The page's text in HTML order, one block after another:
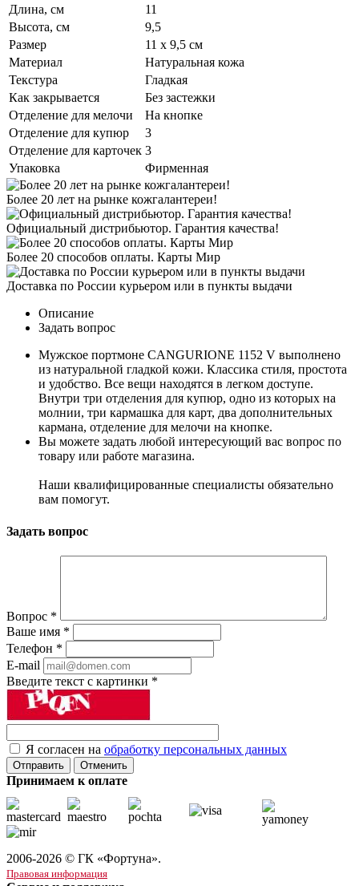
Длина, см
11
Высота, см
9,5
Размер
11 х 9,5 см
Материал
Натуральная кожа
Текстура
Гладкая
Как закрывается
Без застежки
Отделение для мелочи
На кнопке
Отделение для купюр
3
Отделение для карточек 3
Упаковка
Фирменная
Более 20 лет на рынке кожгалантереи!
Официальный дистрибьютор. Гарантия качества!
Более 20 способов оплаты. Карты Мир
Доставка по России курьером или в пункты выдачи
Описание
Задать вопрос
Мужское портмоне CANGURIONE 1152 V выполнено
из натуральной гладкой кожи. Классика стиля, простота
и удобство. Все вещи находятся в легком доступе.
Внутри три отделения для купюр, одно из которых на
молнии, три кармашка для карт, два дополнительных
кармана, отделение для мелочи на кнопке.
Вы можете задать любой интересующий вас вопрос по
товару или работе магазина.
Наши квалифицированные специалисты обязательно
вам помогут.
Задать вопрос
Вопрос *
Ваше имя *
Телефон *
E-mail
Введите текст с картинки *
Я согласен на обработку персональных данных
Отменить
Принимаем к оплате
2006-2026 © ГК «Фортуна».
Правовая информация